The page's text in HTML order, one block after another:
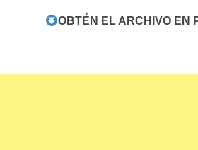
OBTÉN EL ARCHIVO EN